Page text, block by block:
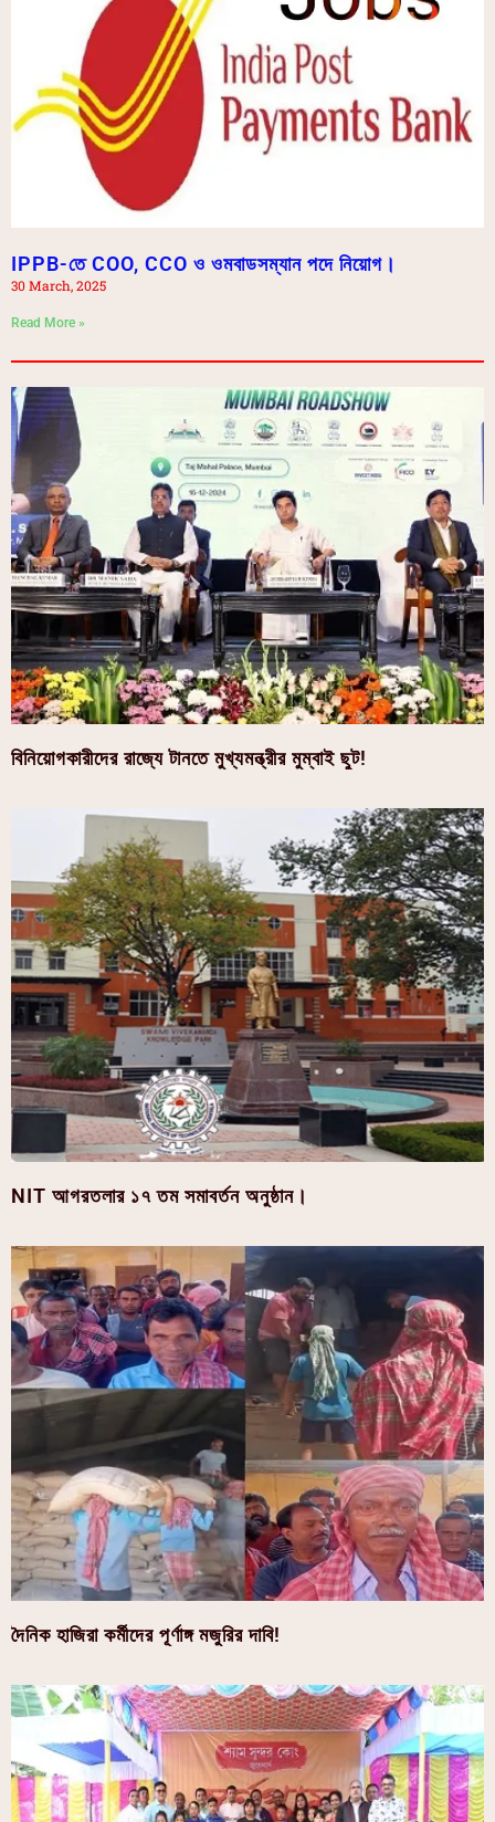
IPPB-তে COO, CCO ও ওমবাডসম্যান পদে নিয়োগ।
30 March, 2025
Read More »
বিনিয়োগকারীদের রাজ্যে টানতে মুখ্যমন্ত্রীর মুম্বাই ছুট!
NIT আগরতলার ১৭ তম সমাবর্তন অনুষ্ঠান।
দৈনিক হাজিরা কর্মীদের পূর্ণাঙ্গ মজুরির দাবি!